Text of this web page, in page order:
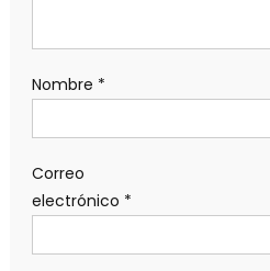
Nombre *
Correo
electrónico *